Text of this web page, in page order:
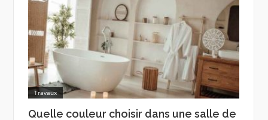
Travaux
Quelle couleur choisir dans une salle de